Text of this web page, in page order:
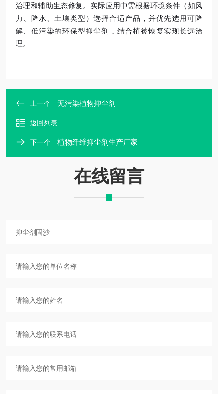
治理和辅助生态修复。实际应用中需根据环境条件（如风
力、降水、土壤类型）选择合适产品，并优先选用可降
解、低污染的环保型抑尘剂，结合植被恢复实现长远治
理。
上一个： 无污染植物抑尘剂
返回列表
下一个： 植物纤维抑尘剂生产厂家
在线留言